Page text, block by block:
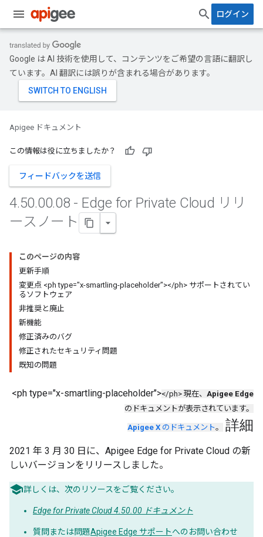
ログイン
Google は AI 技術を使用して、コンテンツをご希望の言語に翻訳し
ています。AI 翻訳には誤りが含まれる場合があります。
Apigee ドキュメント
この情報は役に立ちましたか？
フィードバックを送信
4.50.00.08 - Edge for Private Cloud リリ
ースノート
このページの内容
更新手順
変更点 <ph type="x-smartling-placeholder"></ph> サポートされてい
るソフトウェア
非推奨と廃止
新機能
修正済みのバグ
修正されたセキュリティ問題
既知の問題
<ph type="x-smartling-placeholder"></ph> 現在、 Apigee Edge
のドキュメントが表示されています。
Apigee X のドキュメント。 詳細
2021 年 3 月 30 日に、Apigee Edge for Private Cloud の新
しいバージョンをリリースしました。
詳しくは、次のリソースをご覧ください。
Edge for Private Cloud 4.50.00 ドキュメント
質問または問題Apigee Edge サポートへのお問い合わせ